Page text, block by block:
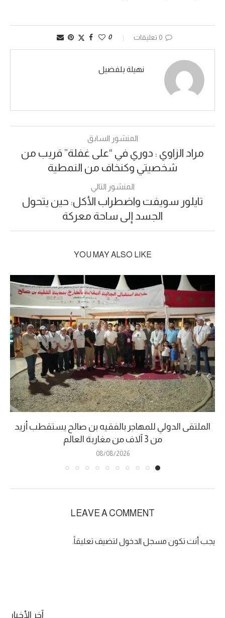
0 تعليقات 0
نهيلة بلفضيل
المنشور السابق
مراد الزاوي : دوري في “على غفلة” قريب من
شخصيتي وكنخاف من النمطية
المنشور التالي
تايلور سويفت واضطراب الأكل: حين يتحول
الجسد إلى ساحة معركة
YOU MAY ALSO LIKE
الملتقى الدولي للمهاجر بالفقيه بن صالح يستقطب أزيد
من 3 آلاف من مغاربة العالم
08/08/2026
LEAVE A COMMENT
يجب أنت تكون مسجل الدخول لتضيف تعليقاً.
آخر الأخبار